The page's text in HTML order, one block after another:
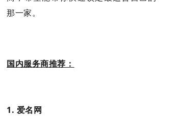
那一家。
国内服务商推荐：
1. 爱名网